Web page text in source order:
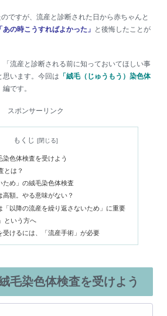
ですが、流産と診断された日から赤ちゃんと
「あの時こうすればよかった」 と後悔したことが
「流産と診断される前に知っておいてほしい事
思います。今回は 「絨毛（じゅうもう）染色体
編です。
スポンサーリンク
もくじ
染色体検査を受けよう
とは？
ため」の絨毛染色体検査
高額。やる意味がない？
「以降の流産を繰り返さないため」に重要
という方へ
受けるには、「流産手術」が必要
毛染色体検査を受けよう